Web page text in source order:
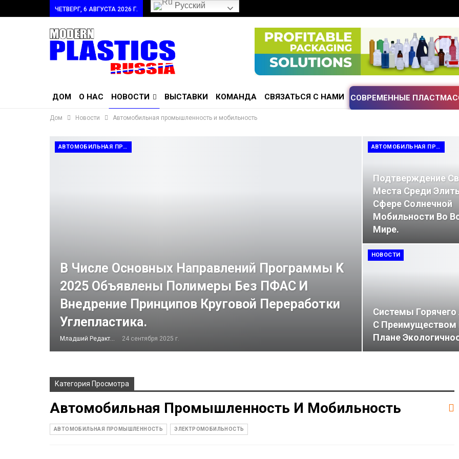
ЧЕТВЕРГ, 6 АВГУСТА 2026 Г. Русский
ДОМ О НАС НОВОСТИ ВЫСТАВКИ КОМАНДА СВЯЗАТЬСЯ С НАМИ СОВРЕМЕННЫЕ
Дом Новости Автомобильная промышленность и мобильность
АВТОМОБИЛЬНАЯ ПРОМЫШЛЕННОСТЬ
В Числе Основных Направлений Программы K
2025 Объявлены Полимеры Без ПФАС И
Внедрение Принципов Круговой Переработки
Углепластика.
Младший Редактор 24 сентября 2025 г.
АВТОМОБИЛЬНАЯ ПРОМЫШЛЕННОСТЬ И МОБИЛЬНОСТЬ
Подтверждение
Места Среди
Сфере Солнечной
Мобильности Во
Мире.
НОВОСТИ
Системы Горячего
С Преимуществом
Плане
Категория Просмотра
Автомобильная Промышленность И Мобильность
АВТОМОБИЛЬНАЯ ПРОМЫШЛЕННОСТЬ ЭЛЕКТРОМОБИЛЬНОСТЬ